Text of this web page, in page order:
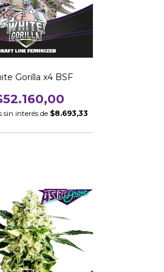
Gorilla x4 BSF
sin interés de $8.693,33